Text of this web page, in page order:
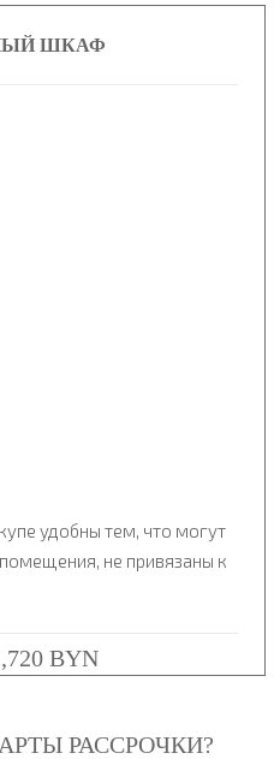
ШКАФ
удобны тем, что могут
не привязаны к
BYN
РАССРОЧКИ?